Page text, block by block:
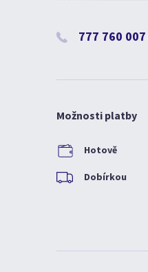
777 760 007
Možnosti platby
Hotově
Dobírkou